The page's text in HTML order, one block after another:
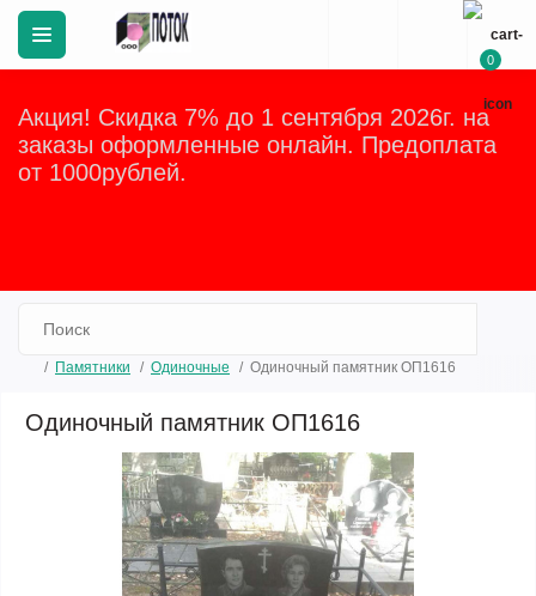
Акция! Скидка 7% до 1 сентября 2026г. на
заказы оформленные онлайн. Предоплата
от 1000рублей.
0
Памятники Одиночные Одиночный памятник ОП1616
Одиночный памятник ОП1616